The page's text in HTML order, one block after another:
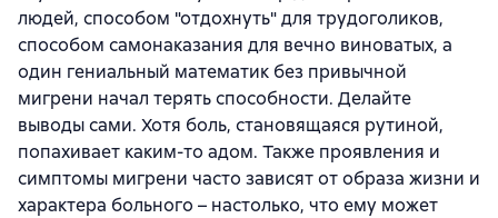
людей, способом "отдохнуть" для трудоголиков,
способом самонаказания для вечно виноватых, а
один гениальный математик без привычной
мигрени начал терять способности. Делайте
выводы сами. Хотя боль, становящаяся рутиной,
попахивает каким-то адом. Также проявления и
симптомы мигрени часто зависят от образа жизни и
характера больного – настолько, что ему может